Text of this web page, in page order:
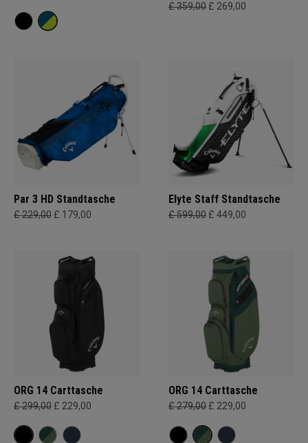
£ 359,00 £ 269,00
Par 3 HD Standtasche
£ 229,00 £ 179,00
Elyte Staff Standtasche
£ 599,00 £ 449,00
ORG 14 Carttasche
£ 299,00 £ 229,00
ORG 14 Carttasche
£ 279,00 £ 229,00